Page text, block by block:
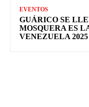
EVENTOS
GUÁRICO SE
MOSQUERA ES
VENEZUELA 2025